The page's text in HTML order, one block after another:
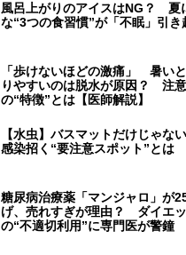
風呂上がりのアイスはNG？ 夏
な“3つの食習慣”が「不眠」引き
「歩けないほどの激痛」 暑い
りやすいのは脱水が原因？ 注
の“特徴”とは【医師解説】
【水虫】バスマットだけじゃな
感染招く“要注意スポット”とは
糖尿病治療薬「マンジャロ」が
げ、売れすぎが理由？ ダイエ
の“不適切利用”に専門医が警鐘